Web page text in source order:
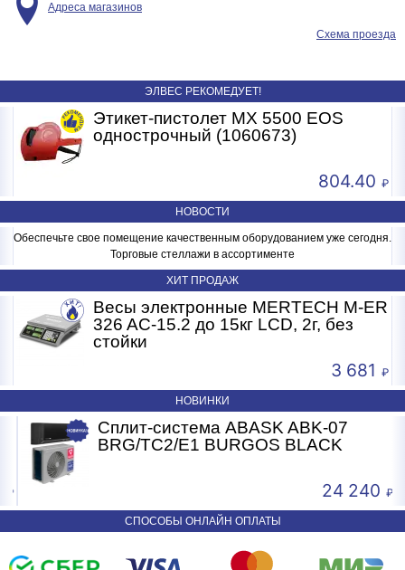
НОВОСТИ
Обеспечьте свое помещение качественным оборудованием уже сегодня.
Торговые стеллажи в ассортименте
ЭЛВЕС РЕКОМЕДУЕТ!
Этикет-пистолет МХ 5500 EOS
однострочный (1060673)
804.40
ХИТ ПРОДАЖ
Весы электронные MERTECH M-ER
326 AC-15.2 до 15кг LCD, 2г, без
стойки
3 681
НОВИНКИ
Сплит-система ABASK ABK-07
BRG/TC2/E1 BURGOS BLACK
24 240
СПОСОБЫ ОНЛАЙН ОПЛАТЫ
Адреса магазинов
Схема проезда